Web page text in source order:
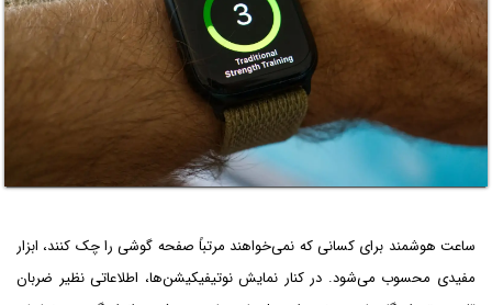
ساعت هوشمند برای کسانی که نمی‌خواهند مرتباً صفحه گوشی را چک کنند، ابزار
مفیدی محسوب می‌شود. در کنار نمایش نوتیفیکیشن‌ها، اطلاعاتی نظیر ضربان